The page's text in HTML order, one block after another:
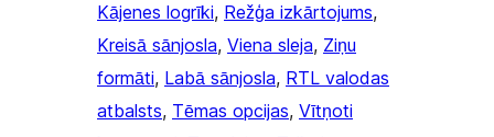
Kājenes logrīki, Režģa izkārtojums
Kreisā sānjosla, Viena sleja, Ziņu
formāti, Labā sānjosla, RTL valodas
atbalsts, Tēmas opcijas, Vītņoti